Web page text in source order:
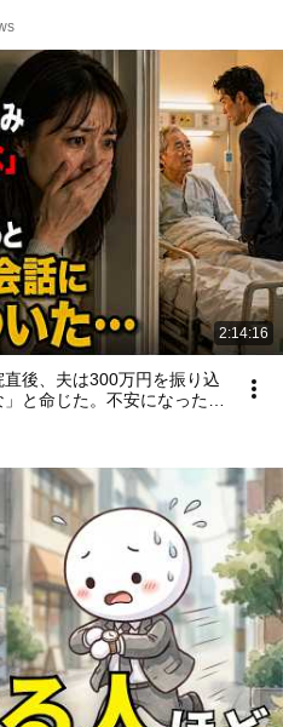
2:14:16
直後、夫は300万円を振り込
と命じた。不安になった私
で聞こえた義父との会話に